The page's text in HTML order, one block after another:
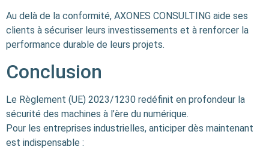
Au delà de la conformité, AXONES CONSULTING aide ses
clients à sécuriser leurs investissements et à renforcer la
performance durable de leurs projets.
Conclusion
Le Règlement (UE) 2023/1230 redéfinit en profondeur la
sécurité des machines à l’ère du numérique.
Pour les entreprises industrielles, anticiper dès maintenant
est indispensable :